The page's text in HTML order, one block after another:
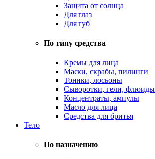
Защита от солнца
Для глаз
Для губ
По типу средства
Кремы для лица
Маски, скрабы, пилинги
Тоники, лосьоны
Сыворотки, гели, флюиды
Концентраты, ампулы
Масло для лица
Средства для бритья
Тело
По назначению